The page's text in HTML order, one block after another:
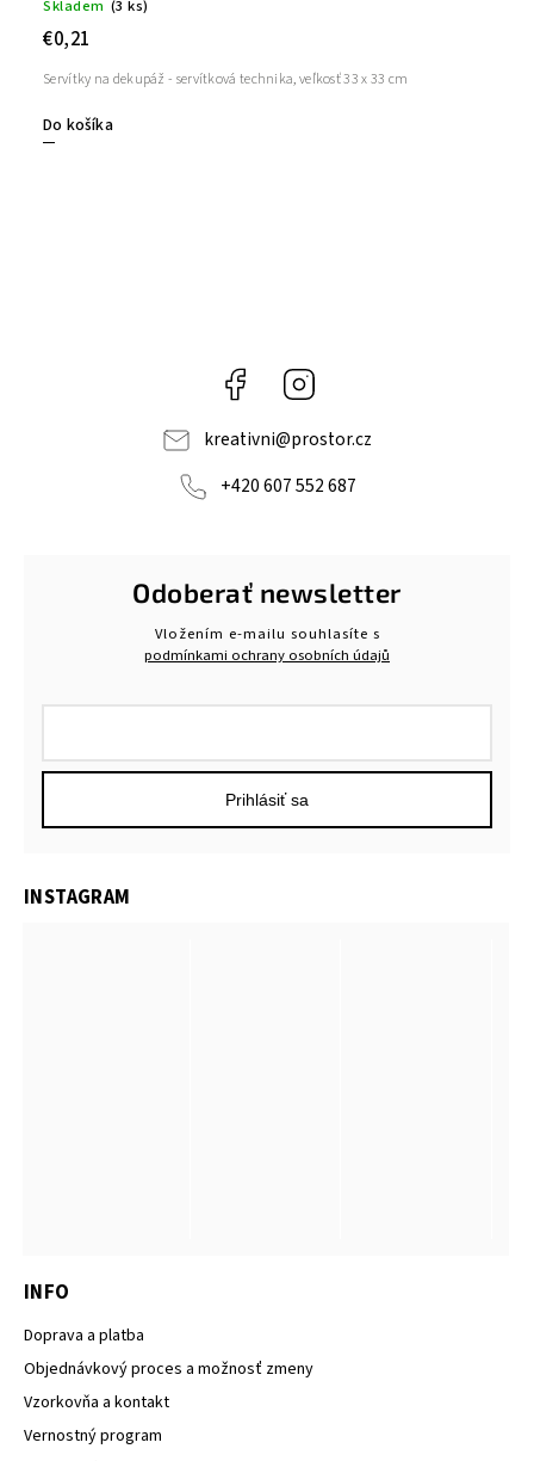
Skladem (3 ks)
€0,21
Do košíka
Servítky na dekupáž - servítková technika, veľkosť 33 x 33 cm
Facebook
kreativni@prostor.cz
+420 607 552 687
Odoberať newsletter
Vložením e-mailu souhlasíte s
podmínkami ochrany osobních údajů
Prihlásiť sa
INFO
Doprava a platba
Objednávkový proces a možnosť zmeny
Vzorkovňa a kontakt
Vernostný program
INSTAGRAM